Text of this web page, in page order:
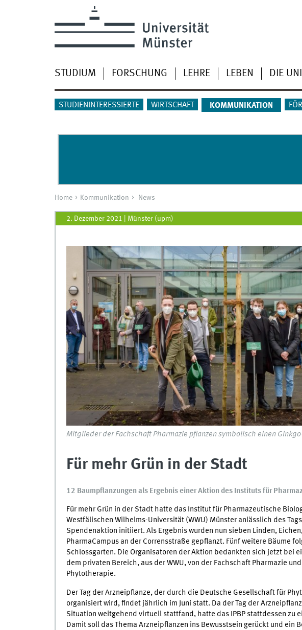
STUDIUM FORSCHUNG LEHRE LEBEN DIE
STUDIENINTERESSIERTE WIRTSCHAFT KOMMUNIKATION
Home Kommunikation News
2. Dezember 2021 Münster (upm)
Mitglieder der Fachschaft Pharmazie pflanzen symbolisch einen
Für mehr Grün in der Stadt
12 Baumpflanzungen als Ergebnis einer Aktion des Instituts für
Für mehr Grün in der Stadt hatte das Institut für Pharmazeutische
Westfälischen Wilhelms-Universität (WWU) Münster anlässlich des
Spendenaktion initiiert. Als Ergebnis wurden nun sieben Linden,
PharmaCampus an der Corrensstraße gepflanzt. Fünf weitere Bäume
Schlossgarten. Die Organisatoren der Aktion bedankten sich jetzt bei
dem privaten Bereich, aus der WWU, von der Fachschaft Pharmazie
Phytotherapie.
Der Tag der Arzneipflanze, der durch die Deutsche Gesellschaft für
organisiert wird, findet jährlich im Juni statt. Da der Tag der
Situation weitgehend virtuell stattfand, hatte das IPBP stattdessen zu
Damit soll das Thema Arzneipflanzen ins Bewusstsein gerückt und ein